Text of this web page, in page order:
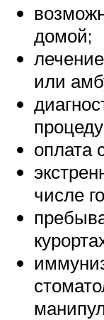
домой;
или
оплата
числе